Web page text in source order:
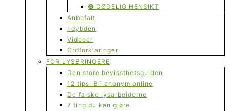
➍ DØDELIG HENSIKT
Anbefalt
I dybden
Videoer
Ordforklaringer
FOR LYSBRINGERE
Den store bevissthetsguiden
12 tips: Bli anonym online
De falske lysarbeiderne
7 ting du kan gjøre